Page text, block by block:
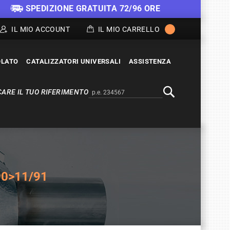
SPEDIZIONE GRATUITA 72/96 ORE
IL MIO ACCOUNT IL MIO CARRELLO
CATALIZZATORI UNIVERSALI ASSISTENZA
Alternativa a Doofinder
IL TUO RIFERIMENTO
91